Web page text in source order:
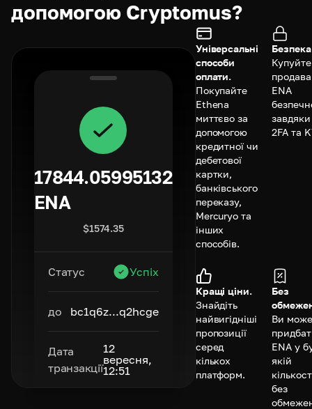
допомогою Cryptomus?
17844.05995132
ENA
$1574.35
Статус Успіх
до bc1q6z...q2hcge
Дата
транзакції
12
вересня,
12:51
Універсальні
способи
оплати.
Покупайте
Ethena
миттєво за
допомогою
кредитної чи
дебетової
картки,
банківського
переказу,
Mercuryo та
інших
способів.
ENA
завдяки
2FA та
Кращі ціни.
Знайдіть
найвигідніші
пропозиції
серед
кількох
платформ.
Без
Ви
ENA у
якій
без